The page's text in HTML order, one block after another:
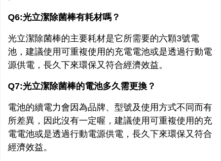
Q6:光立潔除菌棒有耗材嗎？
光立潔除菌棒的主要耗材是它所需要的六顆3號電
池，建議使用可重複使用的充電電池或是透過行動電
源供電，長久下來環保又符合經濟效益。
Q7:光立潔除菌棒的電池多久需更換？
電池的續電力會因為品牌、型號及使用方式不同而有
所差異，因此沒有一定喔，建議使用可重複使用的充
電電池或是透過行動電源供電，長久下來環保又符合
經濟效益。